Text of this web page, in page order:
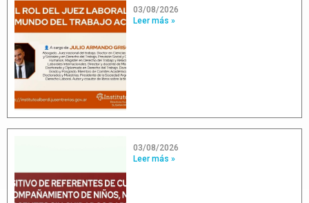
03/08/2026
Leer más »
03/08/2026
Leer más »